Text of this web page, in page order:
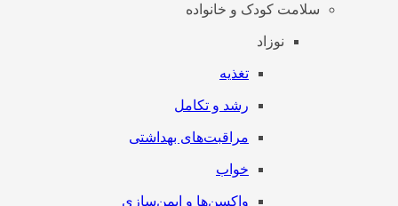
سلامت کودک و خانواده
نوزاد
تغذیه
رشد و تکامل
مراقبت‌های بهداشتی
خواب
واکسن‌ها و ایمن‌سازی